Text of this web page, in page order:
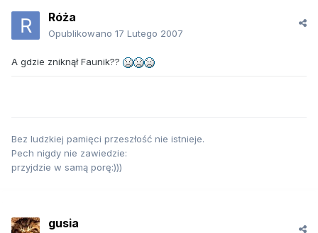
Róża
Opublikowano 17 Lutego 2007
A gdzie zniknął Faunik??
Bez ludzkiej pamięci przeszłość nie istnieje.
Pech nigdy nie zawiedzie:
przyjdzie w samą porę:)))
gusia